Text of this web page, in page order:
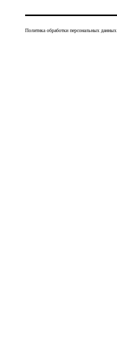
Политика обработки персональных данных